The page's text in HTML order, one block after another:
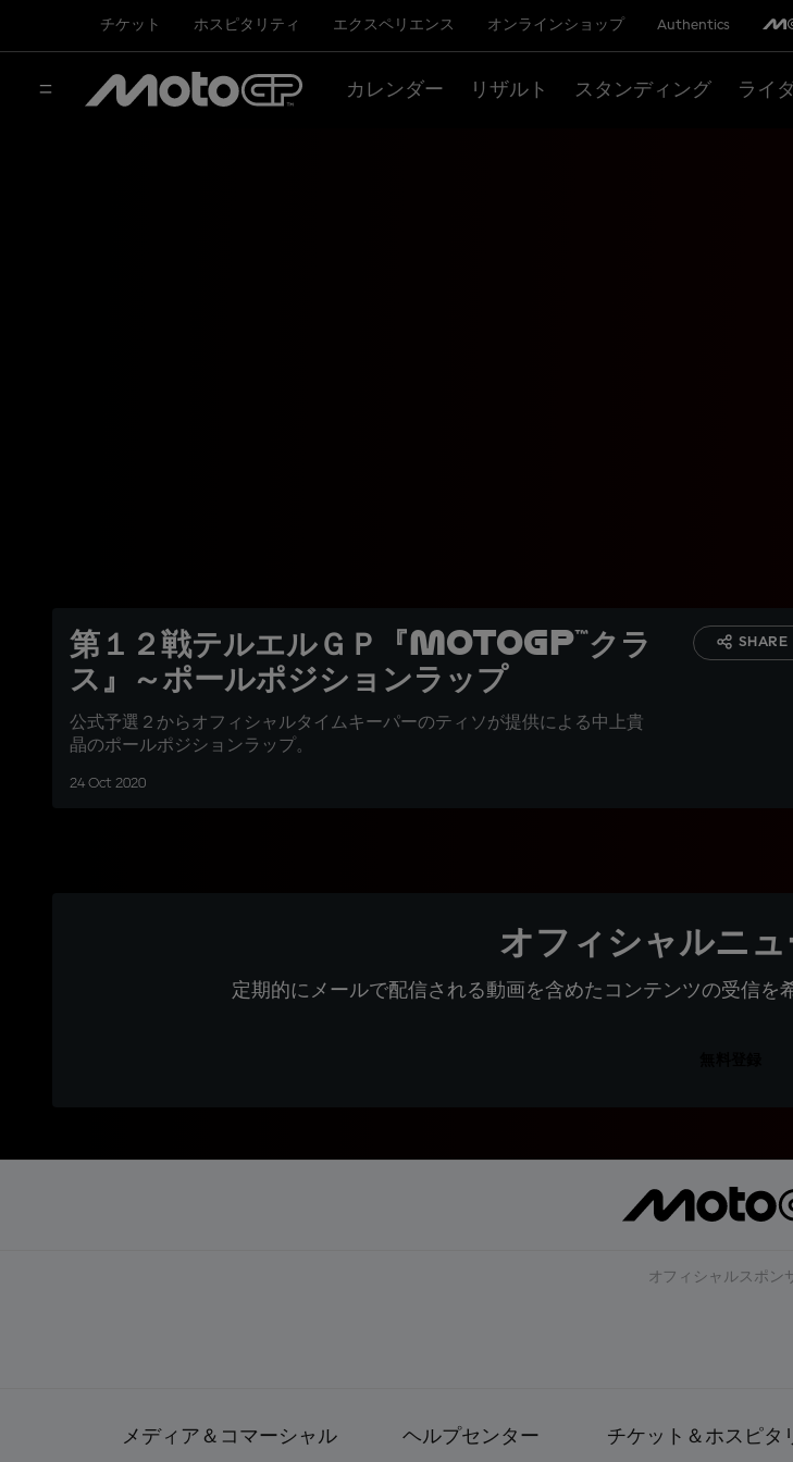
チケット ホスピタリティ エクスペリエンス オンラインショップ Authentics
カレンダー リザルト スタンディング ライ
第１２戦テルエルＧＰ『MotoGP™クラ
ス』～ポールポジションラップ
公式予選２からオフィシャルタイムキーパーのティソが提供による中上貴
晶のポールポジションラップ。
24 Oct 2020
SHARE
オフィシャルニ
定期的にメールで配信される動画を含めたコンテンツの受信
オフィシャルスポン
メディア＆コマーシャル ヘルプセンター チケット＆ホスピタ